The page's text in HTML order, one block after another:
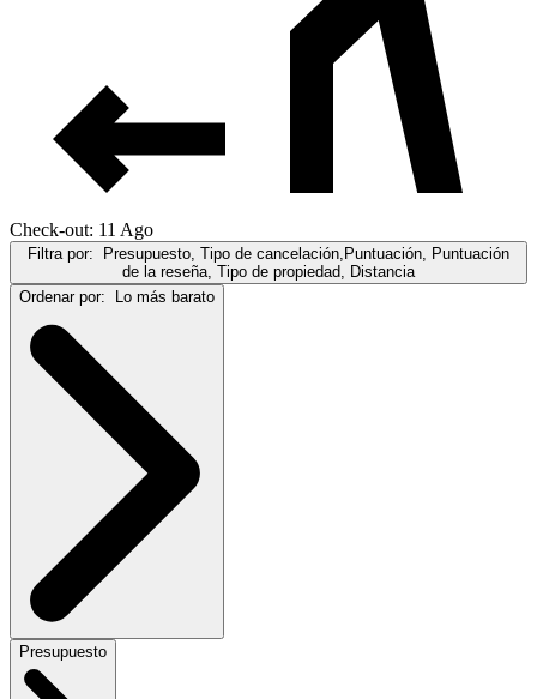
Check-out: 11 Ago
Filtra por:
Presupuesto, Tipo de cancelación,Puntuación, Puntuación
de la reseña, Tipo de propiedad, Distancia
Ordenar por:
Lo más barato
Presupuesto